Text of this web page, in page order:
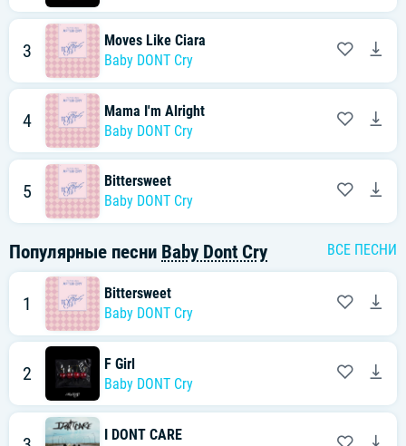
3
Moves Like Ciara
Baby DONT Cry
4
Mama I'm Alright
Baby DONT Cry
5
Bittersweet
Baby DONT Cry
Популярные песни Baby Dont Cry ВСЕ ПЕСНИ
1
Bittersweet
Baby DONT Cry
2
F Girl
Baby DONT Cry
I DONT CARE